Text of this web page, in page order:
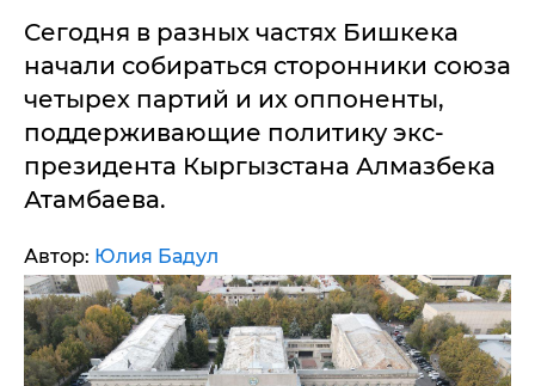
Сегодня в разных частях Бишкека
начали собираться сторонники союза
четырех партий и их оппоненты,
поддерживающие политику экс-
президента Кыргызстана Алмазбека
Атамбаева.
Автор: Юлия Бадул